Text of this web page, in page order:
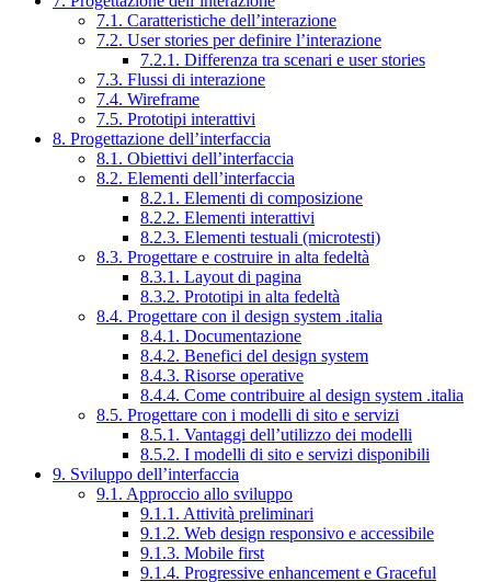
7.1. Caratteristiche dell’interazione
7.2. User stories per definire l’interazione
7.2.1. Differenza tra scenari e user stories
7.3. Flussi di interazione
7.4. Wireframe
7.5. Prototipi interattivi
8. Progettazione dell’interfaccia
8.1. Obiettivi dell’interfaccia
8.2. Elementi dell’interfaccia
8.2.1. Elementi di composizione
8.2.2. Elementi interattivi
8.2.3. Elementi testuali (microtesti)
8.3. Progettare e costruire in alta fedeltà
8.3.1. Layout di pagina
8.3.2. Prototipi in alta fedeltà
8.4. Progettare con il design system .italia
8.4.1. Documentazione
8.4.2. Benefici del design system
8.4.3. Risorse operative
8.4.4. Come contribuire al design system .italia
8.5. Progettare con i modelli di sito e servizi
8.5.1. Vantaggi dell’utilizzo dei modelli
8.5.2. I modelli di sito e servizi disponibili
9. Sviluppo dell’interfaccia
9.1. Approccio allo sviluppo
9.1.1. Attività preliminari
9.1.2. Web design responsivo e accessibile
9.1.3. Mobile first
9.1.4. Progressive enhancement e Graceful